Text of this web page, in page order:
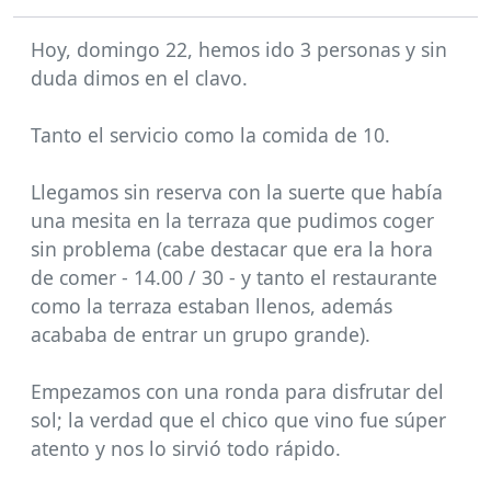
Hoy, domingo 22, hemos ido 3 personas y sin
duda dimos en el clavo.
Tanto el servicio como la comida de 10.
Llegamos sin reserva con la suerte que había
una mesita en la terraza que pudimos coger
sin problema (cabe destacar que era la hora
de comer - 14.00 / 30 - y tanto el restaurante
como la terraza estaban llenos, además
acababa de entrar un grupo grande).
Empezamos con una ronda para disfrutar del
sol; la verdad que el chico que vino fue súper
atento y nos lo sirvió todo rápido.